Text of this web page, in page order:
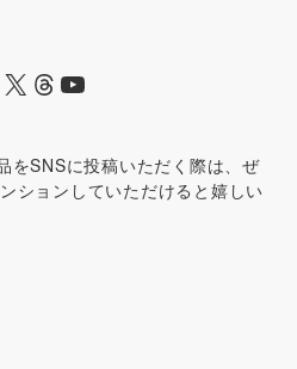
をSNSに投稿いただく際は、ぜ
ションしていただけると嬉しい